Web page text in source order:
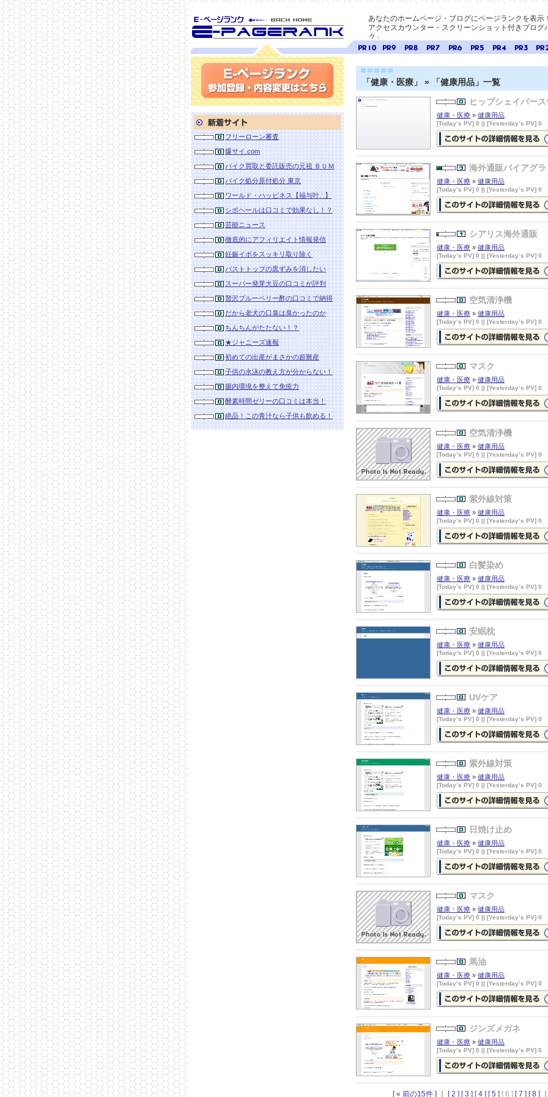
SEO対策に E-ページ
ランク
あなたのホームページ・ブログにページランクを表示
アクセスカウンター・スクリーンショット付きブログ
ク」
ランク
10
ランク
9
ランクランクランクランクランクランクラ
「健康・医療」 » 「健康用品」一覧
ヒップシェイパー
健康・医療 » 健康用品
[Today’s PV] 0 || [Yesterday’s PV] 0
情報ページを見る
海外通販バイアグラ
健康・医療 » 健康用品
[Today’s PV] 0 || [Yesterday’s PV] 0
シアリス海外通販
健康・医療 » 健康用品
[Today’s PV] 0 || [Yesterday’s PV] 0
空気清浄機
健康・医療 » 健康用品
[Today’s PV] 0 || [Yesterday’s PV] 0
マスク
健康・医療 » 健康用品
[Today’s PV] 0 || [Yesterday’s PV] 0
空気清浄機
健康・医療 » 健康用品
[Today’s PV] 0 || [Yesterday’s PV] 0
紫外線対策
健康・医療 » 健康用品
[Today’s PV] 0 || [Yesterday’s PV] 0
白髪染め
健康・医療 » 健康用品
[Today’s PV] 0 || [Yesterday’s PV] 0
安眠枕
健康・医療 » 健康用品
[Today’s PV] 0 || [Yesterday’s PV] 0
UVケア
健康・医療 » 健康用品
[Today’s PV] 0 || [Yesterday’s PV] 0
紫外線対策
健康・医療 » 健康用品
[Today’s PV] 0 || [Yesterday’s PV] 0
日焼け止め
健康・医療 » 健康用品
[Today’s PV] 0 || [Yesterday’s PV] 0
マスク
健康・医療 » 健康用品
[Today’s PV] 0 || [Yesterday’s PV] 0
馬油
健康・医療 » 健康用品
[Today’s PV] 0 || [Yesterday’s PV] 0
ジンズメガネ
健康・医療 » 健康用品
[Today’s PV] 0 || [Yesterday’s PV] 0
[ « 前の15件 ]｜ [ 2 ] [ 3 ] [ 4 ] [ 5 ] [ 6 ] [ 7 ] [ 8 ]
参加登録(無料)・内容変更
新着サイトフリーローン審査
爆サイ.com
バイク買取と委託販売の元祖 ＢＵＭ
バイク処分原付処分 東京
ワールド・ハッピネス【福与叶∴】
シボヘールは口コミで効果なし！？
芸能ニュース
徹底的にアフィリエイト情報発信
妊娠イボをスッキリ取り除く
バストトップの黒ずみを消したい
スーパー発芽大豆の口コミが評判
贅沢ブルーベリー酢の口コミで納得
だから老犬の口臭は臭かったのか
ちんちんがたたない！？
★ジャニーズ速報
初めての出産がまさかの超難産
子供の水泳の教え方が分からない！
腸内環境を整えて免疫力
酵素時間ゼリーの口コミは本当！
絶品！この青汁なら子供も飲める！